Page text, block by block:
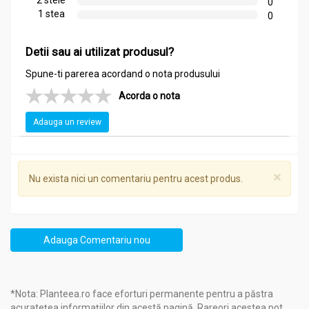
per capsula
Capsula: glicerina, gelatina, apa purificata
Informatii nutritionale
Pachet Lecitina forte 2x30cps - PARAPHARM
Doza zilnica recomandata (3 capsule/zi) conține
Acțiuni și Recomandări:
Beneficii:
Susține memoria, concentrarea și funcțiile cognitive.
Protejează ficatul împotriva depunerilor de grăsime și
0
1 stea
0
Detii sau ai utilizat produsul?
Spune-ti parerea acordand o nota produsului
Acorda o nota
Adauga un review
×
Nu exista nici un comentariu pentru acest produs.
Adauga Comentariu nou
*Nota: Planteea.ro face eforturi permanente pentru a păstra